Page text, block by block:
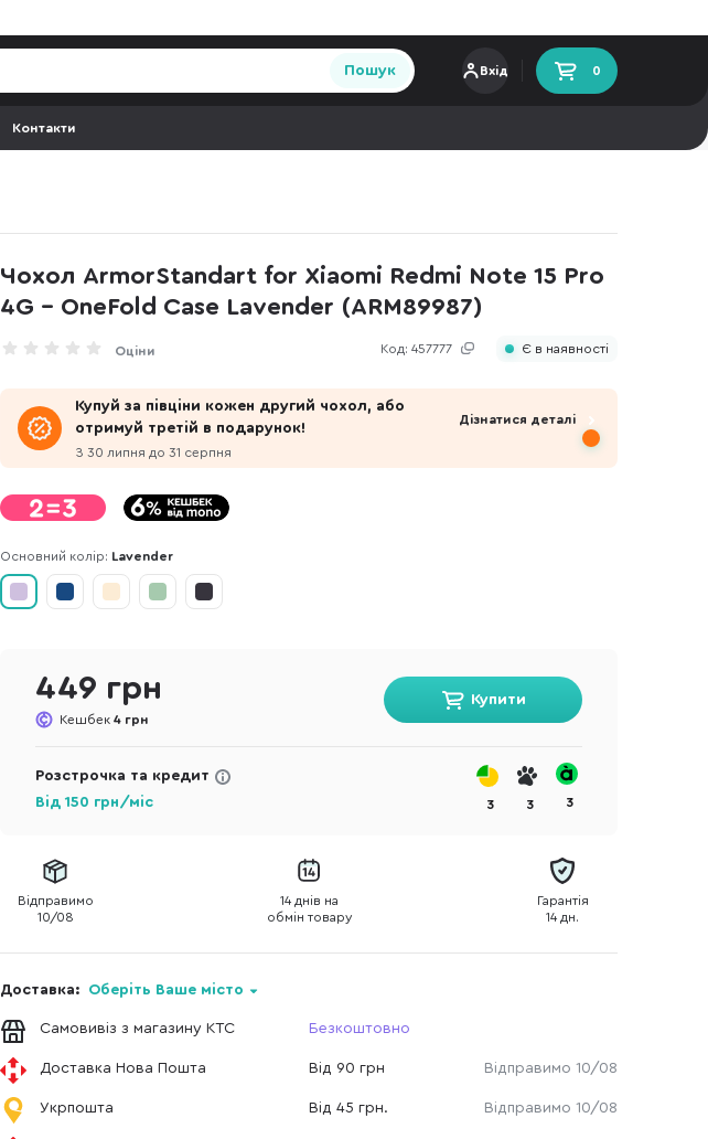
Пошук Вхід 0
Контакти
Чохол ArmorStandart for Xiaomi Redmi Note 15 Pro
4G - OneFold Case Lavender (ARM89987)
Код: 457777
Оціни Є в наявності
Купуй за півціни кожен другий чохол, або
отримуй третій в подарунок!
З 30 липня до 31 серпня
Дізнатися деталі
Основний колір: Lavender
449 грн
Кешбек 4 грн
Купити
Розстрочка та кредит
Від 150 грн/міс 3 3 3
Відправимо
10/08
14 днів на
обмін товару
Гарантія
14 дн.
Доставка: Оберіть Ваше місто
Самовивіз з магазину КТС Безкоштовно
Доставка Нова Пошта Від 90 грн Відправимо 10/08
Укрпошта Від 45 грн. Відправимо 10/08